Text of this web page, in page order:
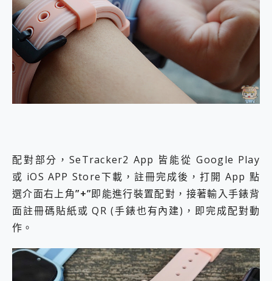
配對部分，SeTracker2 App 皆能從 Google Play
或 iOS APP Store下載，註冊完成後，打開 App 點
選介面右上角”+”即能進行裝置配對，接著輸入手錶背
面註冊碼貼紙或 QR (手錶也有內建)，即完成配對動
作。